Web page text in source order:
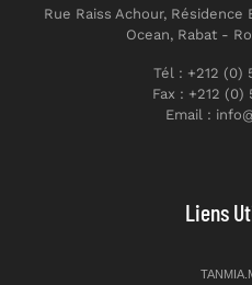
Rue Raiss Achour, Résidence
Ocean, Rabat -
Tél : +212 (0)
Fax : +212 (0)
Email :
Liens